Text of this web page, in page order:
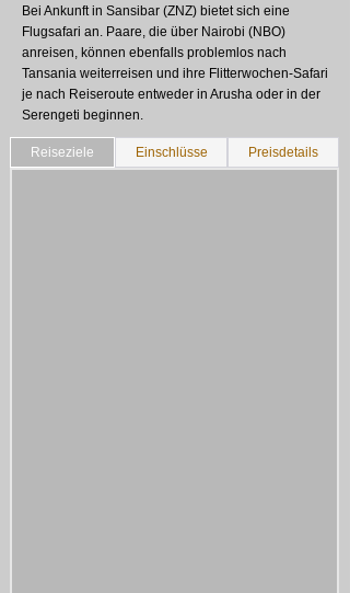
Bei Ankunft in Sansibar (ZNZ) bietet sich eine
Flugsafari an. Paare, die über Nairobi (NBO)
anreisen, können ebenfalls problemlos nach
Tansania weiterreisen und ihre Flitterwochen-Safari
je nach Reiseroute entweder in Arusha oder in der
Serengeti beginnen.
Reiseziele Einschlüsse Preisdetails